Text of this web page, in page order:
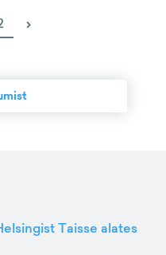
›
Taisse alates